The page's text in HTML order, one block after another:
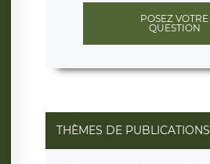
POSEZ VOTRE
QUESTION
THÈMES DE PUBLICATIONS